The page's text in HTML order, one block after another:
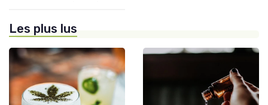
Les plus lus